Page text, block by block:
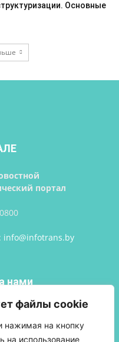
файлы cookie
нажимая на кнопку
на использование
Основные
портал
info@infotrans.bу
нами